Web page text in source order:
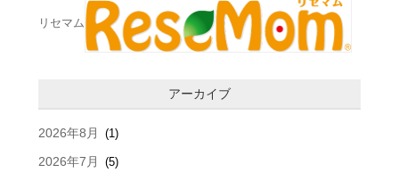
リセマム
アーカイブ
2026年8月 (1)
2026年7月 (5)